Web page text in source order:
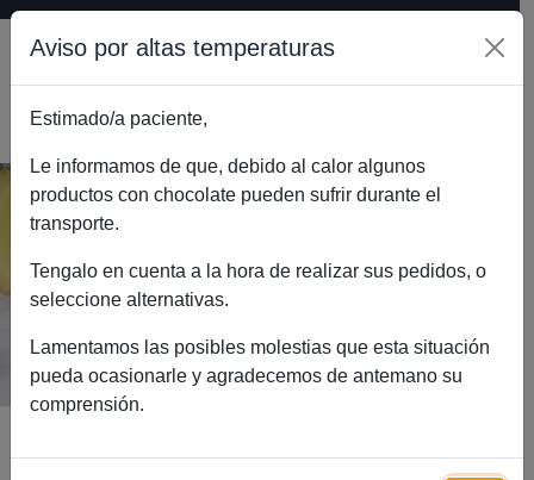
Omega 3 Essential Plus (90
cápsulas)
Inicio
Catálogo
Aviso por altas temperaturas
Estimado/a paciente,
Le informamos de que, debido al calor algunos
productos con chocolate pueden sufrir durante el
transporte.
Tengalo en cuenta a la hora de realizar sus pedidos, o
seleccione alternativas.
Lamentamos las posibles molestias que esta situación
pueda ocasionarle y agradecemos de antemano su
comprensión.